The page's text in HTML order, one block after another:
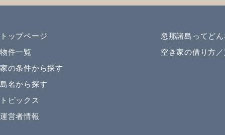
トップページ
物件一覧
家の条件から探す
島名から探す
トピックス
運営者情報
忽那諸島ってど
空き家の借り方